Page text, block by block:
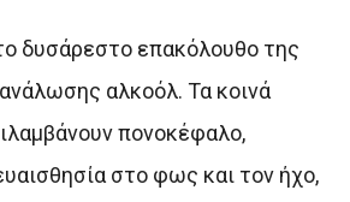
δυσάρεστο επακόλουθο της
αλκοόλ. Τα κοινά
πονοκέφαλο,
στο φως και τον ήχο,